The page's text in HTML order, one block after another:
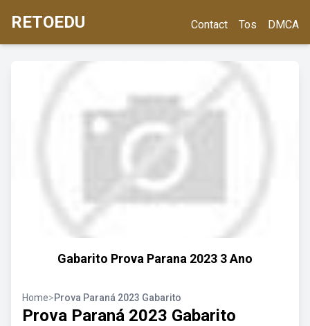
RETOEDU Contact Tos DMCA
Gabarito Prova Parana 2023 3 Ano
Home>Prova Paraná 2023 Gabarito
Prova Paraná 2023 Gabarito